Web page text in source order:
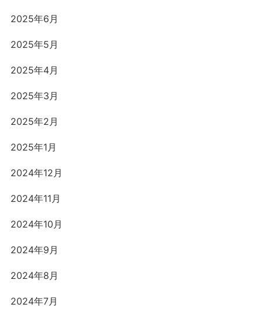
2025年6月
2025年5月
2025年4月
2025年3月
2025年2月
2025年1月
2024年12月
2024年11月
2024年10月
2024年9月
2024年8月
2024年7月